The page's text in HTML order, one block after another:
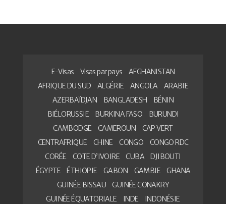
E-Visas Visas par pays
AFGHANISTAN
AFRIQUE DU SUD
ALGÉRIE ANGOLA
ARABIE
AZERBAÏDJAN
BANGLADESH
BÉNIN
BIÉLORUSSIE
BURKINA FASO
BURUNDI
CAMBODGE
CAMEROUN
CAP VERT
CENTRAFRIQUE
CHINE CONGO
CONGO RDC
CORÉE
COTE D’IVOIRE CUBA
DJIBOUTI
ÉGYPTE
ÉTHIOPIE GABON GAMBIE
GHANA
GUINÉE BISSAU
GUINÉE CONAKRY
GUINÉE ÉQUATORIALE
INDE
INDONÉSIE